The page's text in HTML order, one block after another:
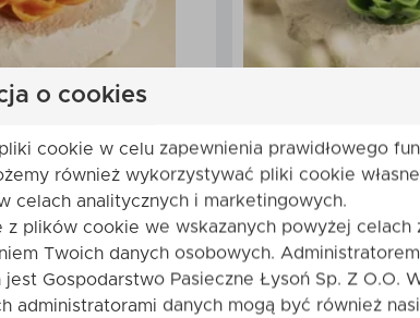
pszczelego
- pomarańczowa
zł
Zobaczprodukt
Świeca z
Margaretka
o cookies
cookie w celu zapewnienia prawidłowego
również wykorzystywać pliki cookie
celach analitycznych i marketingowych.
z plików cookie we wskazanych powyżej celach
Twoich danych osobowych.
Gospodarstwo Pasieczne Łysoń Sp. Z O.O.
administratorami danych mogą być również